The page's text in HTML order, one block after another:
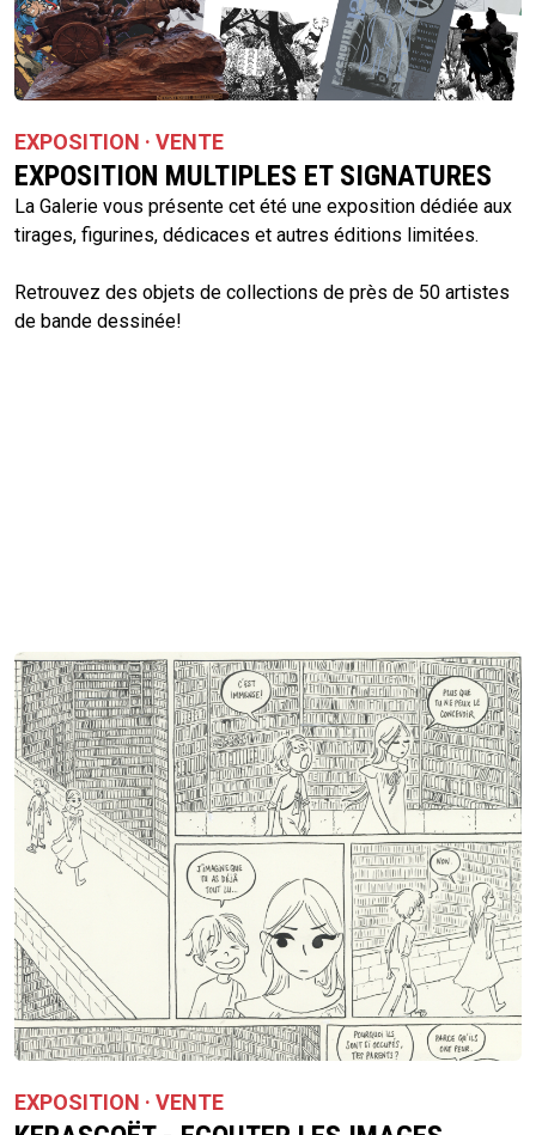
EXPOSITION · VENTE
EXPOSITION MULTIPLES ET SIGNATURES
La Galerie vous présente cet été une exposition dédiée aux
tirages, figurines, dédicaces et autres éditions limitées.
Retrouvez des objets de collections de près de 50 artistes
de bande dessinée!
EXPOSITION · VENTE